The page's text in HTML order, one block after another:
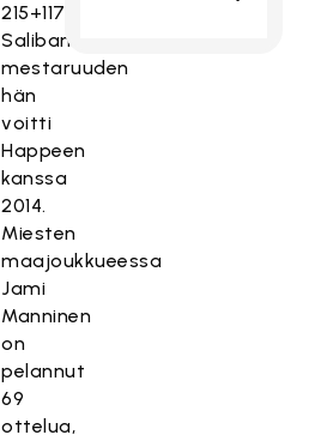
215+117=332.
Salibandyliigan
mestaruuden
hän
voitti
Happeen
kanssa
2014.
Miesten
maajoukkueessa
Jami
Manninen
on
pelannut
69
ottelua,